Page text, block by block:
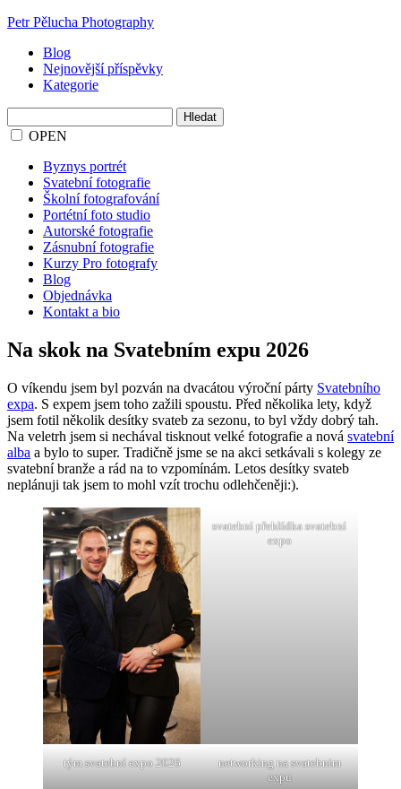
Petr Pělucha Photography
Blog
Nejnovější příspěvky
Kategorie
OPEN
Byznys portrét
Svatební fotografie
Školní fotografování
Portétní foto studio
Autorské fotografie
Zásnubní fotografie
Kurzy Pro fotografy
Blog
Objednávka
Kontakt a bio
Na skok na Svatebním expu 2026
O víkendu jsem byl pozván na dvacátou výroční párty Svatebního
expa. S expem jsem toho zažili spoustu. Před několika lety, když
jsem fotil několik desítky svateb za sezonu, to byl vždy dobrý tah.
Na veletrh jsem si nechával tisknout velké fotografie a nová svatební
alba a bylo to super. Tradičně jsme se na akci setkávali s kolegy ze
svatební branže a rád na to vzpomínám. Letos desítky svateb
neplánuji tak jsem to mohl vzít trochu odlehčeněji:).
svatební přehlídka svatební
expo
tým svatební expo 2026
networking na svatebnim
expu